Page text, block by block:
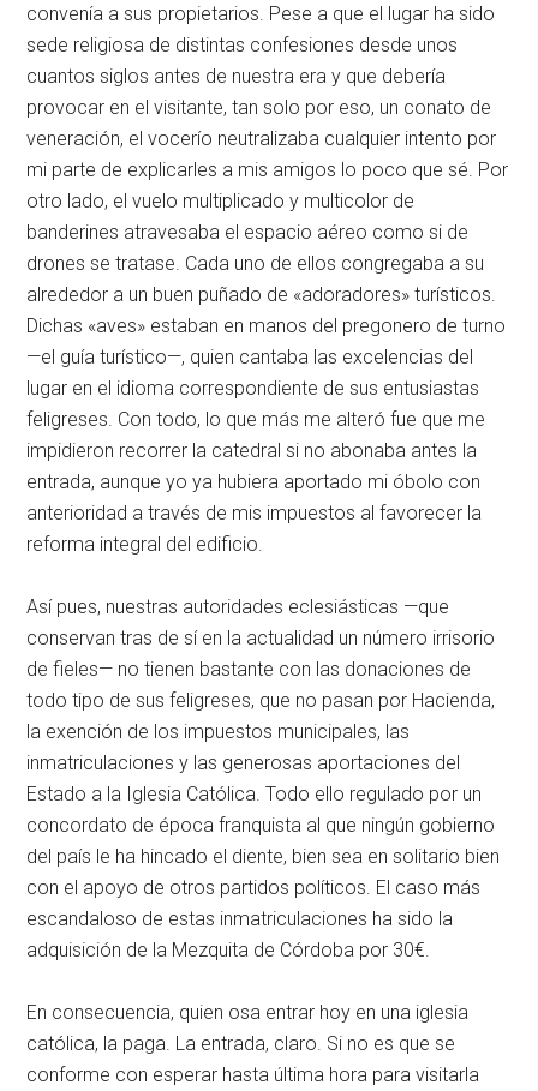
convenía a sus propietarios. Pese a que el lugar ha sido
sede religiosa de distintas confesiones desde unos
cuantos siglos antes de nuestra era y que debería
provocar en el visitante, tan solo por eso, un conato de
veneración, el vocerío neutralizaba cualquier intento por
mi parte de explicarles a mis amigos lo poco que sé. Por
otro lado, el vuelo multiplicado y multicolor de
banderines atravesaba el espacio aéreo como si de
drones se tratase. Cada uno de ellos congregaba a su
alrededor a un buen puñado de «adoradores» turísticos.
Dichas «aves» estaban en manos del pregonero de turno
—el guía turístico—, quien cantaba las excelencias del
lugar en el idioma correspondiente de sus entusiastas
feligreses. Con todo, lo que más me alteró fue que me
impidieron recorrer la catedral si no abonaba antes la
entrada, aunque yo ya hubiera aportado mi óbolo con
anterioridad a través de mis impuestos al favorecer la
reforma integral del edificio.
Así pues, nuestras autoridades eclesiásticas —que
conservan tras de sí en la actualidad un número irrisorio
de fieles— no tienen bastante con las donaciones de
todo tipo de sus feligreses, que no pasan por Hacienda,
la exención de los impuestos municipales, las
inmatriculaciones y las generosas aportaciones del
Estado a la Iglesia Católica. Todo ello regulado por un
concordato de época franquista al que ningún gobierno
del país le ha hincado el diente, bien sea en solitario bien
con el apoyo de otros partidos políticos. El caso más
escandaloso de estas inmatriculaciones ha sido la
adquisición de la Mezquita de Córdoba por 30€.
En consecuencia, quien osa entrar hoy en una iglesia
católica, la paga. La entrada, claro. Si no es que se
conforme con esperar hasta última hora para visitarla